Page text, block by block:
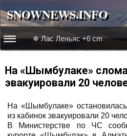
SNOWNEWS.INFO
☰☰
Веб-камеры
Лыжное видео
❄ Лас Леньяс +6 cm
На «Шымбулаке»
эвакуировали 20
На «Шымбулаке»
из кабинок эвакуировали 20
В Министерстве по ЧС